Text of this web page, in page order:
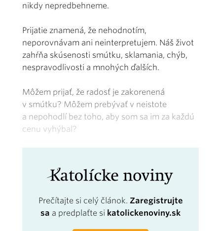
nikdy nepredbehneme.
Prijatie znamená, že nehodnotím,
neporovnávam ani neinterpretujem. Náš život
zahŕňa skúsenosti smútku, sklamania, chýb,
nespravodlivosti a mnohých ďalších.
Môžem prijať, že radosť je zakorenená
v smútku? Môžem prebývať v neistote
a nepohodlí bez toho, aby som sa im za každú
cenu vyhýbal?
Prečítajte si celý článok. Zaregistrujte
sa a predplaťte si katolickenoviny.sk